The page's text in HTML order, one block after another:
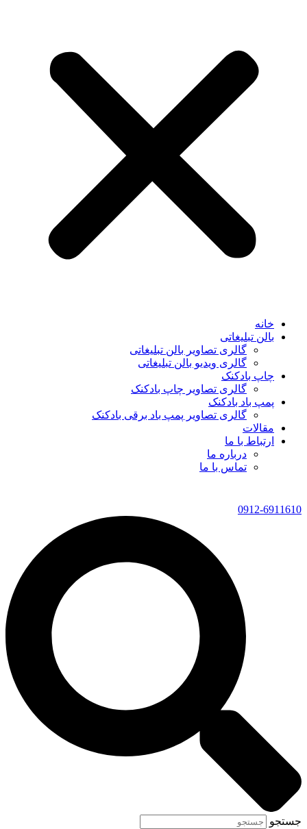
خانه
بالن تبلیغاتی
گالری تصاویر بالن تبلیغاتی
گالری ویدیو بالن تبلیغاتی
چاپ بادکنک
گالری تصاویر چاپ بادکنک
پمپ باد بادکنک
گالری تصاویر پمپ باد برقی بادکنک
مقالات
ارتباط با ما
درباره ما
تماس با ما
0912-6911610
جستجو